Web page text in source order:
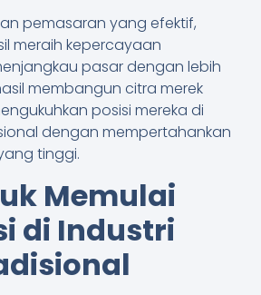
pemasaran yang efektif,
meraih kepercayaan
pasar dengan lebih
membangun citra merek
posisi mereka di
dengan mempertahankan
tinggi.
Memulai
di Industri